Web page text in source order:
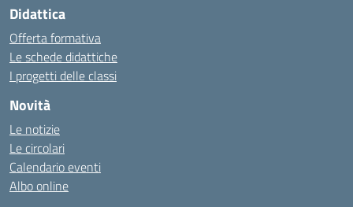
Didattica
Offerta formativa
Le schede didattiche
I progetti delle classi
Novità
Le notizie
Le circolari
Calendario eventi
Albo online